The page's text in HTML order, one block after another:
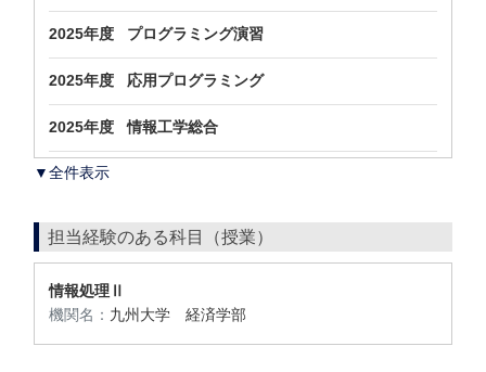
2025年度 プログラミング演習
2025年度 応用プログラミング
2025年度 情報工学総合
▼全件表示
担当経験のある科目（授業）
情報処理Ⅱ
機関名： 九州大学 経済学部